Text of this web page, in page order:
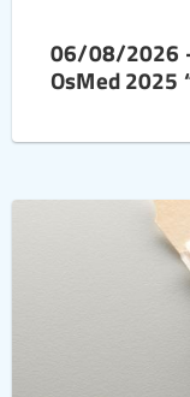
06/08/2026 -
OsMed 2025